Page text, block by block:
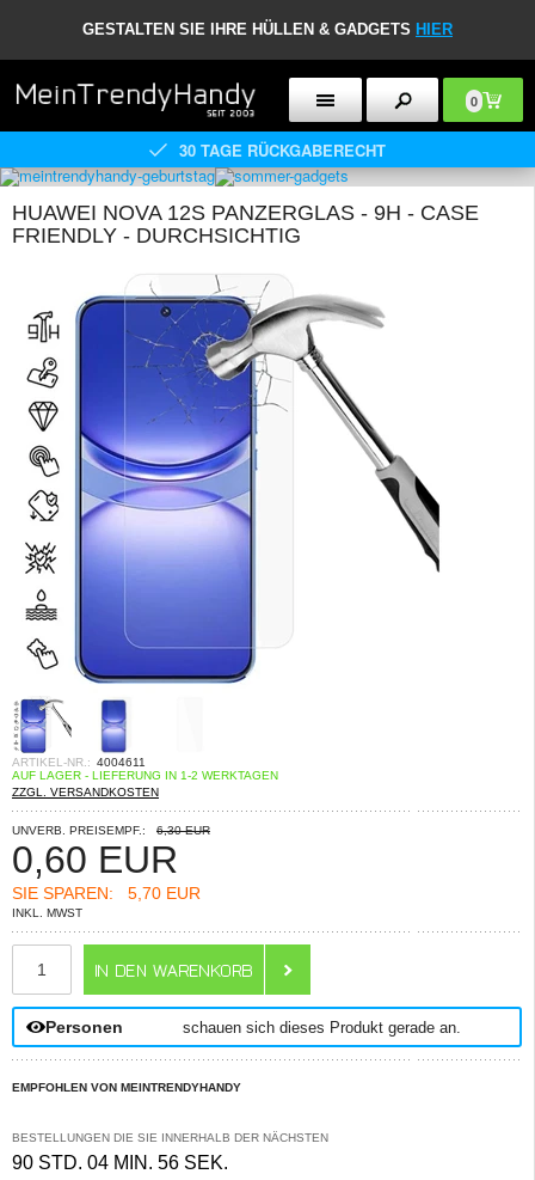
GESTALTEN SIE IHRE HÜLLEN & GADGETS HIER
0
30 TAGE RÜCKGABERECHT
HUAWEI NOVA 12S PANZERGLAS - 9H - CASE
FRIENDLY - DURCHSICHTIG
ARTIKEL-NR.: 4004611
AUF LAGER - LIEFERUNG IN 1-2 WERKTAGEN
ZZGL. VERSANDKOSTEN
UNVERB. PREISEMPF.: 6,30 EUR
0,60 EUR
SIE SPAREN: 5,70 EUR
INKL. MWST
Personen schauen sich dieses Produkt gerade an.
EMPFOHLEN VON MEINTRENDYHANDY
BESTELLUNGEN DIE SIE INNERHALB DER NÄCHSTEN
90 STD. 04 MIN. 56 SEK.